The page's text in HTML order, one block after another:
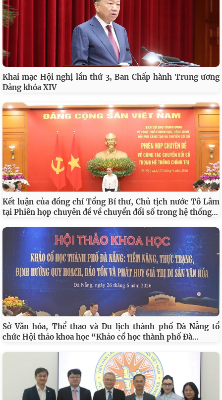
Khai mạc Hội nghị lần thứ 3, Ban Chấp hành Trung ương
Đảng khóa XIV
Kết luận của đồng chí Tổng Bí thư, Chủ tịch nước Tô Lâm
tại Phiên họp chuyên đề về chuyển đổi số trong hệ thống…
Sở Văn hóa, Thể thao và Du lịch thành phố Đà Nẵng tổ
chức Hội thảo khoa học “Khảo cổ học thành phố Đà…